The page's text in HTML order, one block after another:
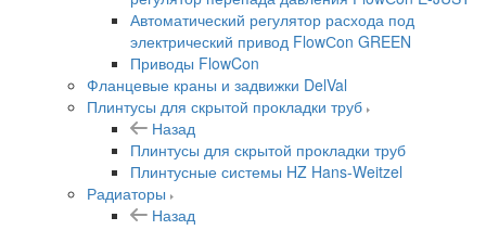
Автоматический регулятор расхода под
электрический привод FlowСon GREEN
Приводы FlowCon
Фланцевые краны и задвижки DelVal
Плинтусы для скрытой прокладки труб
Назад
Плинтусы для скрытой прокладки труб
Плинтусные системы HZ Hans-Weitzel
Радиаторы
Назад